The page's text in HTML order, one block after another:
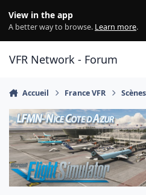
View in the app
A better way to browse. Learn more.
VFR Network - Forum
Accueil France VFR